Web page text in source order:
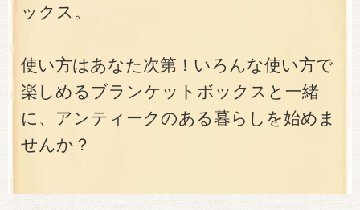
ックス。
使い方はあなた次第！いろんな使い方で
楽しめるブランケットボックスと一緒
に、アンティークのある暮らしを始めま
せんか？